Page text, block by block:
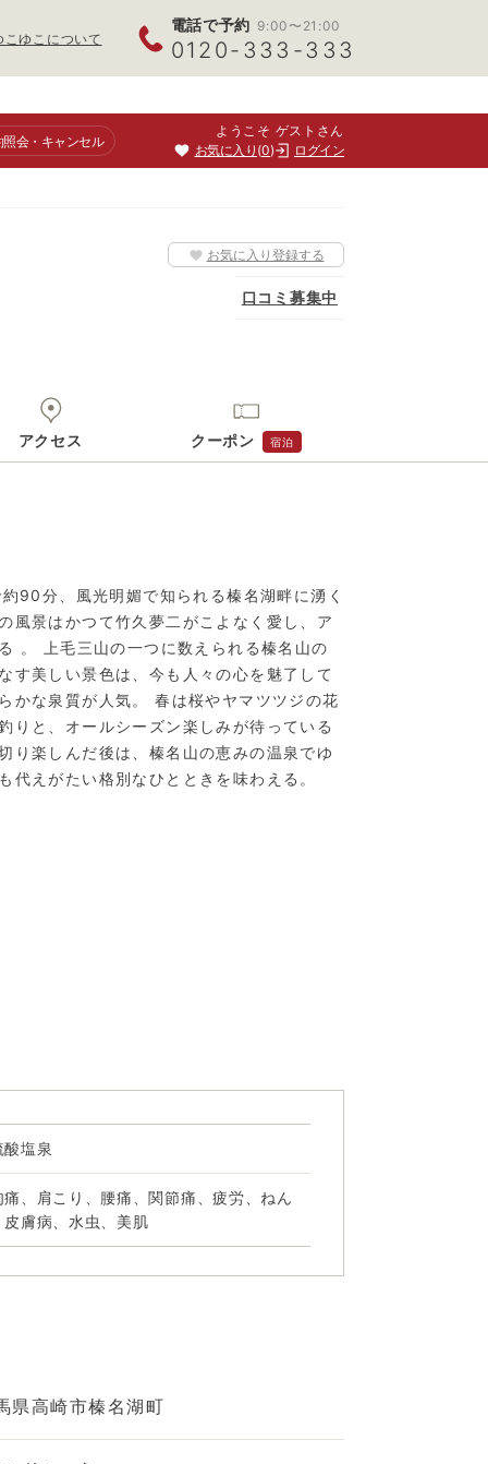
こゆこについて
電話で予約 9:00〜21:00
0120-333-333
照会・キャンセル
ようこそ ゲストさん
お気に入り 0 ログイン
お気に入り登録する
口コミ募集中
アクセス クーポン 宿泊
90分、風光明媚で知られる榛名湖畔に湧く
風景はかつて竹久夢二がこよなく愛し、ア
。 上毛三山の一つに数えられる榛名山の
す美しい景色は、今も人々の心を魅了して
かな泉質が人気。 春は桜やヤマツツジの花
りと、オールシーズン楽しみが待っている
り楽しんだ後は、榛名山の恵みの温泉でゆ
代えがたい格別なひとときを味わえる。
塩泉
、肩こり、腰痛、関節痛、疲労、ねん
膚病、水虫、美肌
県高崎市榛名湖町